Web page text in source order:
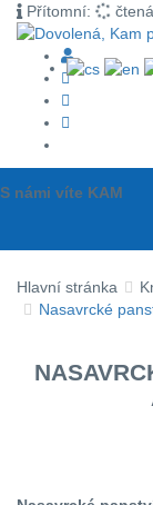
Přítomní:
S námi víte KAM
Hlavní stránka
Nasavrcké